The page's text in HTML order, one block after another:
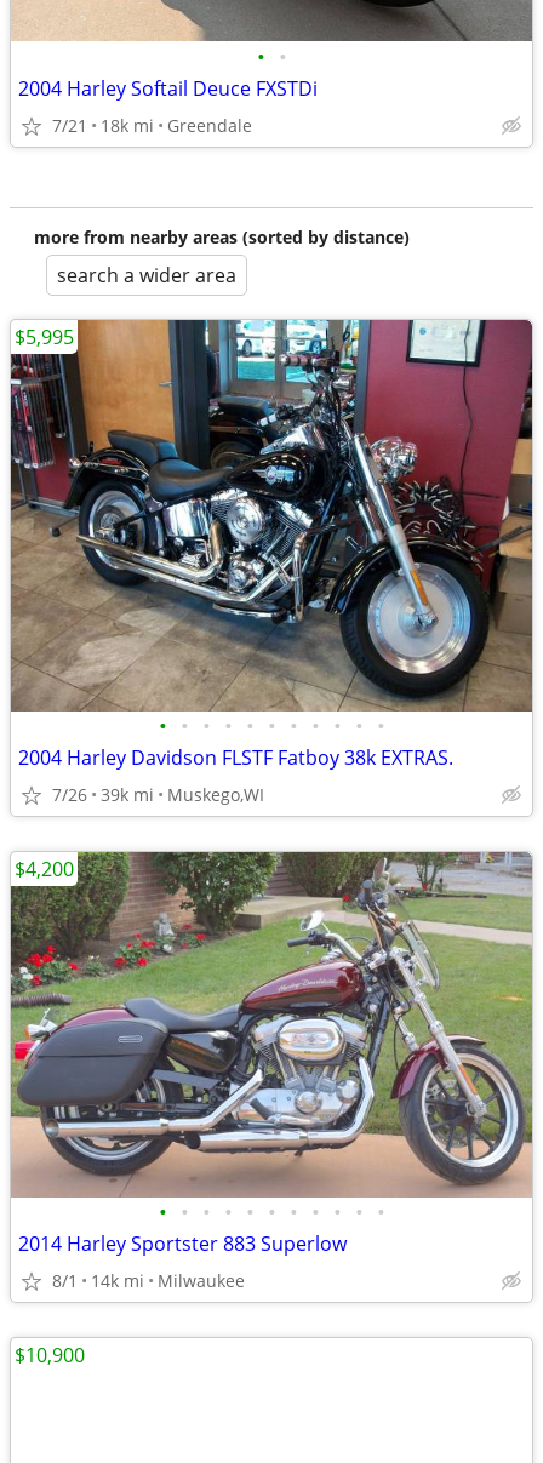
• •
2004 Harley Softail Deuce FXSTDi
7/21 18k mi Greendale
more from nearby areas (sorted by distance)
search a wider area
• • • • • • • • • • •
2004 Harley Davidson FLSTF Fatboy 38k EXTRAS.
7/26 39k mi Muskego,WI
$5,995
• • • • • • • • • • •
2014 Harley Sportster 883 Superlow
8/1 14k mi Milwaukee
$4,200
$10,900